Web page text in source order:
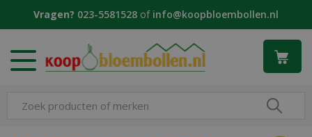
Vragen? 023-5581528 of info@koopbloembollen.nl